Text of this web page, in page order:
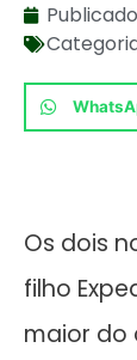
Os dois
filho
maior do